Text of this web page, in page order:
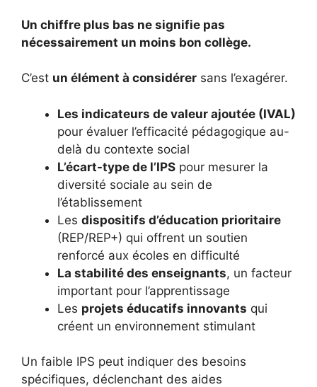
Un chiffre plus bas ne signifie pas
nécessairement un moins bon collège.
C’est un élément à considérer sans l’exagérer.
Les indicateurs de valeur ajoutée (IVAL)
pour évaluer l’efficacité pédagogique au-
delà du contexte social
L’écart-type de l’IPS pour mesurer la
diversité sociale au sein de
l’établissement
Les dispositifs d’éducation prioritaire
(REP/REP+) qui offrent un soutien
renforcé aux écoles en difficulté
La stabilité des enseignants, un facteur
important pour l’apprentissage
Les projets éducatifs innovants qui
créent un environnement stimulant
Un faible IPS peut indiquer des besoins
spécifiques, déclenchant des aides